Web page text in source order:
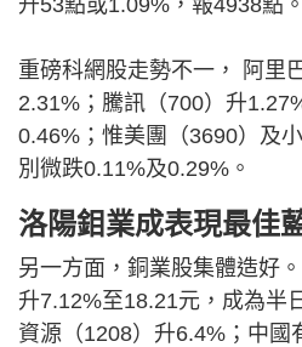
重磅科網股走勢不一， 阿里
2.31%；騰訊（700）升
0.46%；惟美團（3690）及
別微跌0.11%及0.29%。
洛陽鉬業成表現最佳
另一方面，銅業股集體造好
升7.12%至18.21元，成為半
資源（1208）升6.4%；中國